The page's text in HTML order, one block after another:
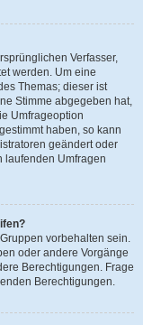
Verfasser,
werden. Um eine
Themas; dieser ist
Stimme abgegeben hat,
Umfrageoption
haben, so kann
geändert oder
laufenden Umfragen
vorbehalten sein.
oder andere Vorgänge
Berechtigungen. Frage
Berechtigungen.